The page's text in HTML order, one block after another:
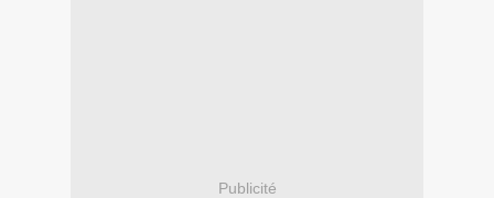
Publicité